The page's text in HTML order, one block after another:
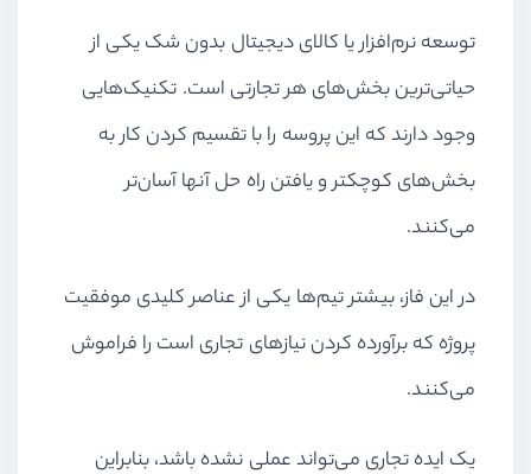
توسعه نرم‌افزار یا کالای دیجیتال بدون شک یکی از
حیاتی‌ترین بخش‌های هر تجارتی است. تکنیک‌هایی
وجود دارند که این پروسه را با تقسیم کردن کار به
بخش‌های کوچکتر و یافتن راه حل آنها آسان‌تر
می‌کنند.
در این فاز، بیشتر تیم‌ها یکی از عناصر کلیدی موفقیت
پروژه که برآورده کردن نیاز‌های تجاری است را فراموش
می‌کنند.
یک ایده تجاری می‌تواند عملی نشده باشد، بنابراین